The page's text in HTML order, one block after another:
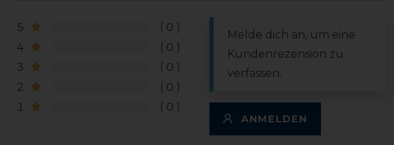
5
0
4
0
3
0
2
0
1
0
Melde dich an, um eine
Kundenrezension zu
verfassen.
ANMELDEN